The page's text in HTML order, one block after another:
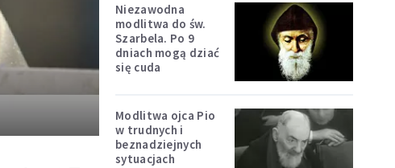
Niezawodna
modlitwa do św.
Szarbela. Po 9
dniach mogą dziać
się cuda
Modlitwa ojca Pio
w trudnych i
beznadziejnych
sytuacjach